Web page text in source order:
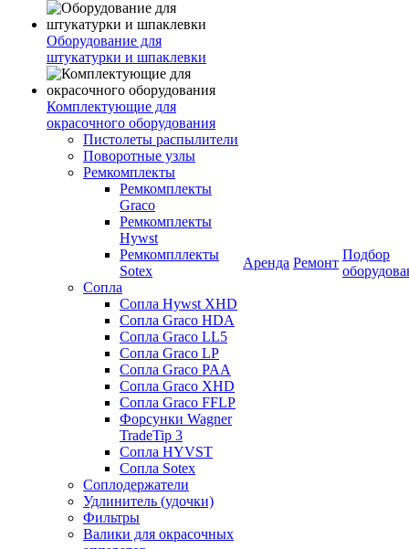
Оборудование для
штукатурки и шпаклевки
Комплектующие для
окрасочного оборудования
Пистолеты распылители
Поворотные узлы
Ремкомплекты
Ремкомплекты
Graco
Ремкомплекты
Hywst
Ремкомпллекты
Sotex
Сопла
Сопла Hywst XHD
Сопла Graco HDA
Сопла Graco LL5
Сопла Graco LP
Сопла Graco PAA
Сопла Graco XHD
Сопла Graco FFLP
Форсунки Wagner
TradeTip 3
Сопла HYVST
Сопла Sotex
Соплодержатели
Удлинитель (удочки)
Фильтры
Валики для окрасочных
Аренда Ремонт
Подбор